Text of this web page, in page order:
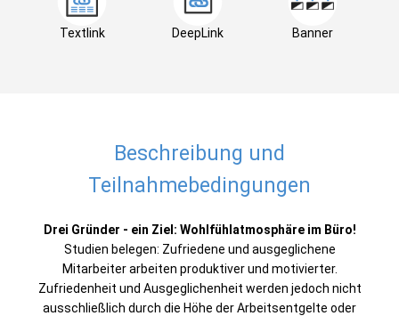
Textlink DeepLink Banner
Beschreibung und
Teilnahmebedingungen
Drei Gründer - ein Ziel: Wohlfühlatmosphäre im Büro!
Studien belegen: Zufriedene und ausgeglichene
Mitarbeiter arbeiten produktiver und motivierter.
Zufriedenheit und Ausgeglichenheit werden jedoch nicht
ausschließlich durch die Höhe der Arbeitsentgelte oder